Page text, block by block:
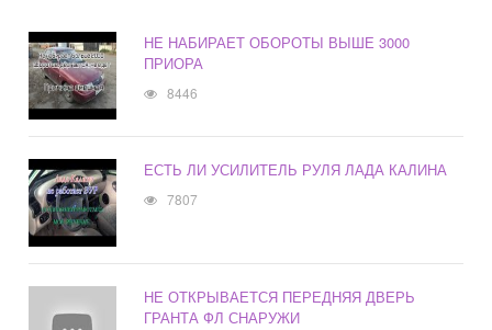
НЕ НАБИРАЕТ ОБОРОТЫ ВЫШЕ 3000
ПРИОРА
8446
ЕСТЬ ЛИ УСИЛИТЕЛЬ РУЛЯ ЛАДА КАЛИНА
7807
НЕ ОТКРЫВАЕТСЯ ПЕРЕДНЯЯ ДВЕРЬ
ГРАНТА ФЛ СНАРУЖИ